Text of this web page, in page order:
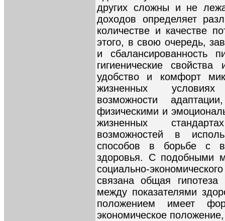
других сложны и не
доходов определяет
количестве и качестве
этого, в свою очередь,
и сбалансированность
гигиенические
удобство и комфорт
жизненных
возможности
физическими и
жизненных
возможностей в
способов в борьбе с
здоровья. С подобными
социально-
связана общая
между показателями
положением имеет
экономическое